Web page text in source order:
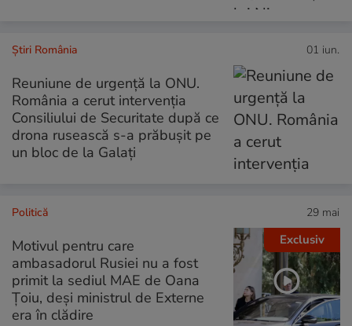
Știri România 01 iun.
Reuniune de urgență la ONU.
România a cerut intervenția
Consiliului de Securitate după ce
drona rusească s-a prăbușit pe
un bloc de la Galați
Exclusiv
Politică 29 mai
Motivul pentru care
ambasadorul Rusiei nu a fost
primit la sediul MAE de Oana
Țoiu, deși ministrul de Externe
era în clădire